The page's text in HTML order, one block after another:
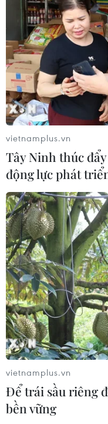
TIN CÙNG
Tổng thống Mỹ
còn quá sớm để bàn
nhiệm
07/08/2026 06:29
Meta bồi thường
vì gây tổn hại sức
vietnamplus.vn
Tây Ninh thúc
động lực phát
vietnamplus.vn
Để trái sầu riêng
bền vững